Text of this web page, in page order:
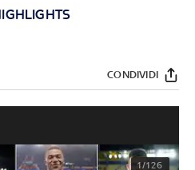
CONDIVIDI
1/126